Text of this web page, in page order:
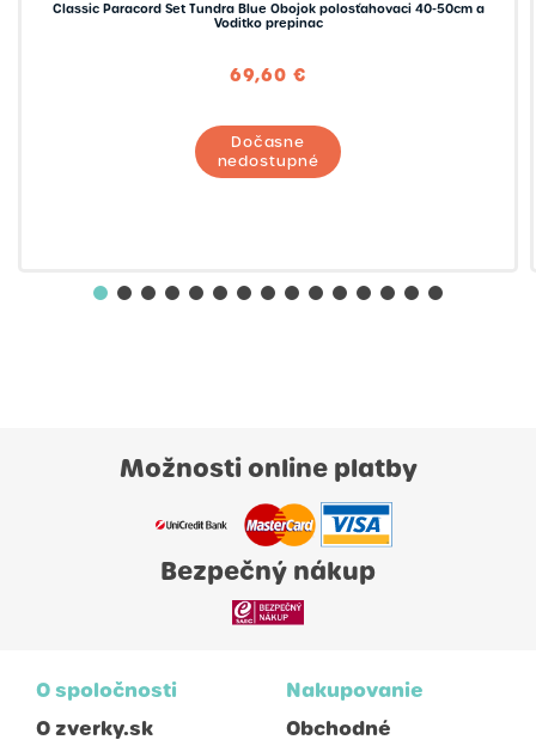
Classic Paracord Set Tundra Blue Obojok polosťahovaci 40-50cm a
Voditko prepinac
69,60 €
Dočasne
nedostupné
Možnosti online platby
Bezpečný nákup
O spoločnosti
O zverky.sk
Nakupovanie
Obchodné